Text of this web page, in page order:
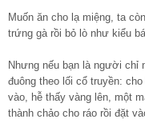
Muốn ăn cho lạ miệng, ta
trứng gà rồi bỏ lò như kiểu
Nhưng nếu bạn là người chỉ
đuông theo lối cổ truyền:
vào, hễ thấy vàng lên, một
thành chảo cho ráo rồi đặt